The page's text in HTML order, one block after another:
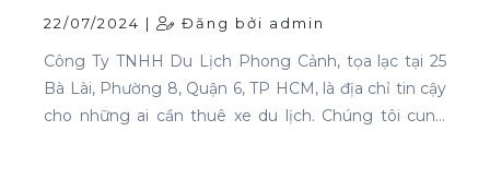
22/07/2024 | Đăng bởi admin
Công Ty TNHH Du Lịch Phong Cảnh, tọa lạc tại 25
Bà Lài, Phường 8, Quận 6, TP HCM, là địa chỉ tin cậy
cho những ai cần thuê xe du lịch. Chúng tôi cung